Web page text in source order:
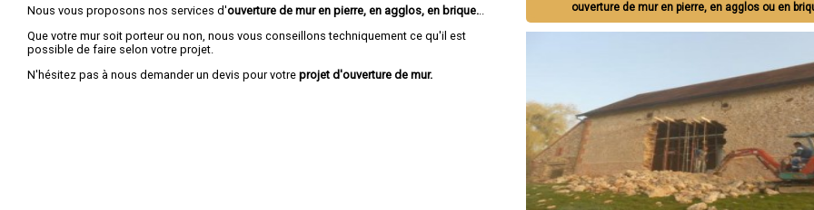
ouverture de mur en pierre, en agglos ou en
Nous vous proposons nos services d'ouverture de mur en pierre, en agglos, en brique...
Que votre mur soit porteur ou non, nous vous conseillons techniquement ce qu'il est
possible de faire selon votre projet.
N'hésitez pas à nous demander un devis pour votre projet d'ouverture de mur.